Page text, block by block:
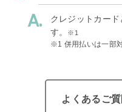
クレジットカー
す。
※1
※1 併用払いは一部
よくあるご